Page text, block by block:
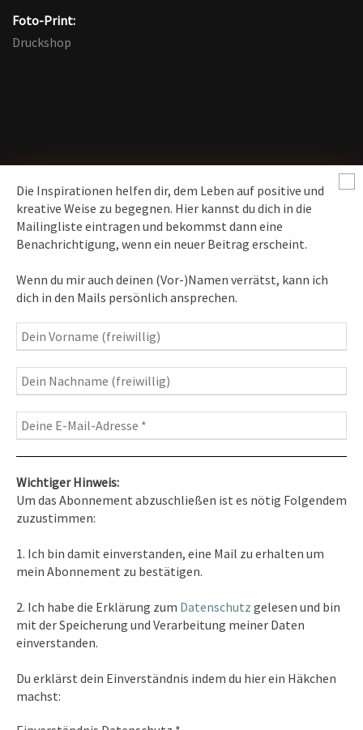
Die Inspirationen helfen dir, dem Leben auf positive und
kreative Weise zu begegnen. Hier kannst du dich in die
Mailingliste eintragen und bekommst dann eine
Benachrichtigung, wenn ein neuer Beitrag erscheint.
Wenn du mir auch deinen (Vor-)Namen verrätst, kann ich
dich in den Mails persönlich ansprechen.
Wichtiger Hinweis:
Um das Abonnement abzuschließen ist es nötig Folgendem
zuzustimmen:
1. Ich bin damit einverstanden, eine Mail zu erhalten um
mein Abonnement zu bestätigen.
2. Ich habe die Erklärung zum Datenschutz gelesen und bin
mit der Speicherung und Verarbeitung meiner Daten
einverstanden.
Du erklärst dein Einverständnis indem du hier ein Häkchen
machst:
Foto-Print:
Druckshop
News erhalten
Inspirationen
– Bewusstseins-Impulse, Meditation &
Heilung, Texte & Botschaften
Fotografie– Fotoblog, Kalender, Workshops
Kontakt
Tel. 0351/2681691
E-Mail: info [at ] spirit-on-earth.com
Heilpraxis
Heilpraxis Hirschburger